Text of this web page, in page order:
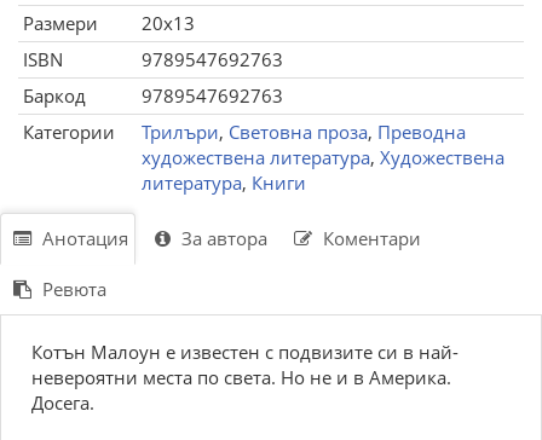
Размери
20x13
ISBN
9789547692763
Баркод
9789547692763
Категории
Трилъри, Световна проза, Преводна
художествена литература, Художествена
литература, Книги
Анотация За автора Коментари
Ревюта
Котън Малоун е известен с подвизите си в най-
невероятни места по света. Но не и в Америка.
Досега.